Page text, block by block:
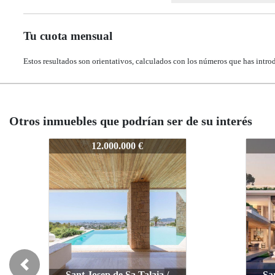
Tu cuota mensual
Estos resultados son orientativos, calculados con los números que has
Otros inmuebles que podrían ser de su interés
7344
18.900.000 €
7344 18.900.000 €
Previous